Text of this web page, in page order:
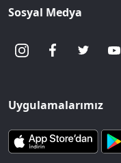
Sosyal Medya
Uygulamalarımız